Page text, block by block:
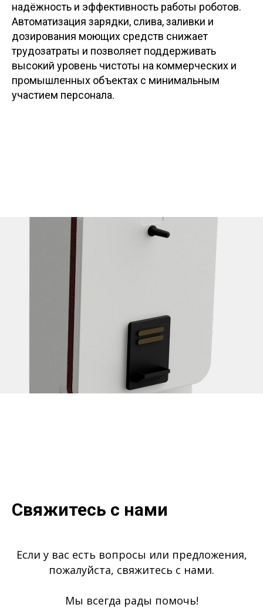
надёжность и эффективность работы роботов.
Автоматизация зарядки, слива, заливки и
дозирования моющих средств снижает
трудозатраты и позволяет поддерживать
высокий уровень чистоты на коммерческих и
промышленных объектах с минимальным
участием персонала.
Свяжитесь с нами
Если у вас есть вопросы или предложения,
пожалуйста, свяжитесь с нами.
Мы всегда рады помочь!